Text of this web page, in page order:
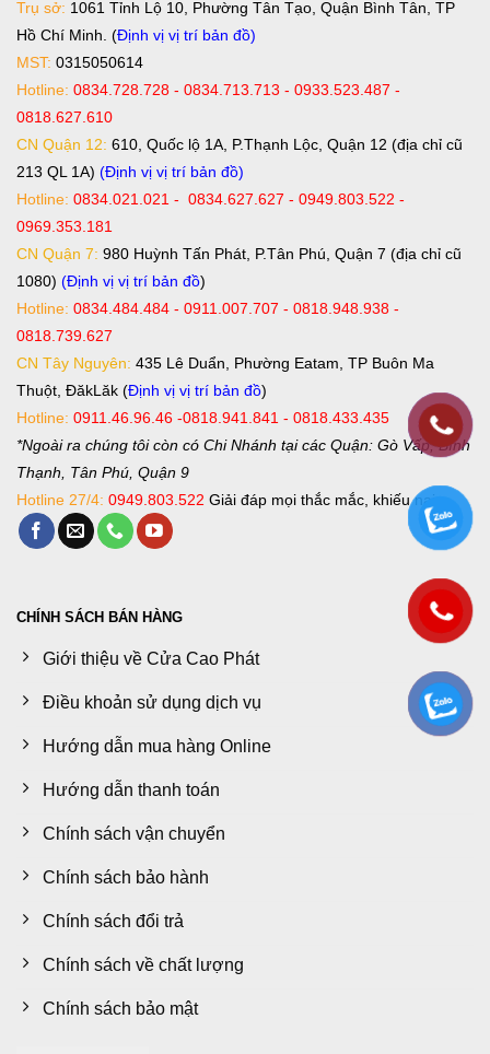
Trụ sở: 1061 Tỉnh Lộ 10, Phường Tân Tạo, Quận Bình Tân, TP
Hồ Chí Minh. (Định vị vị trí bản đồ)
MST: 0315050614
Hotline: 0834.728.728 - 0834.713.713 - 0933.523.487 -
0818.627.610
CN Quận 12: 610, Quốc lộ 1A, P.Thạnh Lộc, Quận 12 (địa chỉ cũ
213 QL 1A) (Định vị vị trí bản đồ)
Hotline: 0834.021.021 - 0834.627.627 - 0949.803.522 -
0969.353.181
CN Quận 7: 980 Huỳnh Tấn Phát, P.Tân Phú, Quận 7 (địa chỉ cũ
1080) (Định vị vị trí bản đồ)
Hotline: 0834.484.484 - 0911.007.707 - 0818.948.938 -
0818.739.627
CN Tây Nguyên: 435 Lê Duẩn, Phường Eatam, TP Buôn Ma
Thuột, ĐăkLăk (Định vị vị trí bản đồ)
Hotline: 0911.46.96.46 -0818.941.841 - 0818.433.435
*Ngoài ra chúng tôi còn có Chi Nhánh tại các Quận: Gò Vấp, Bình
Thạnh, Tân Phú, Quận 9
Hotline 27/4: 0949.803.522 Giải đáp mọi thắc mắc, khiếu nại.
CHÍNH SÁCH BÁN HÀNG
Giới thiệu về Cửa Cao Phát
Điều khoản sử dụng dịch vụ
Hướng dẫn mua hàng Online
Hướng dẫn thanh toán
Chính sách vận chuyển
Chính sách bảo hành
Chính sách đổi trả
Chính sách về chất lượng
Chính sách bảo mật